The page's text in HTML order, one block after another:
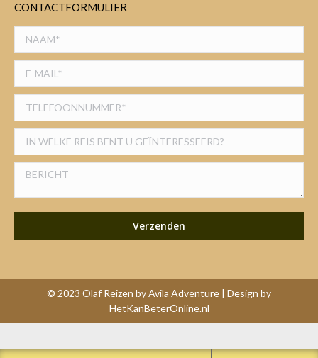
CONTACTFORMULIER
© 2023 Olaf Reizen by Avila Adventure | Design by
HetKanBeterOnline.nl